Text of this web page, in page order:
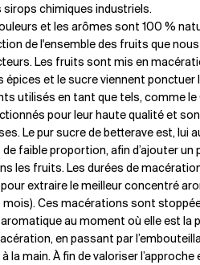
sirops chimiques industriels.
et les arômes sont 100 %
de l'ensemble des fruits que
Les fruits sont mis en
épices et le sucre viennent ponctuer
utilisés en tant que tels, comme le
pour leur haute qualité et
Le pur sucre de betterave est, lui
faible proportion, afin d’ajouter
les fruits. Les durées de
extraire le meilleur concentré
mois). Ces macérations sont
au moment où elle est la
en passant par
la main. À fin de valoriser